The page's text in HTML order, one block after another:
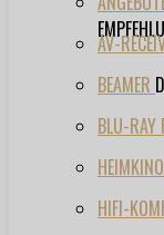
AV-
BEAMER
BLU-RAY
HIFI-